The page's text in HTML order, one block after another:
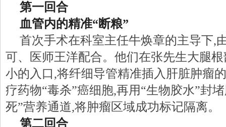
第一回合
血管内的精准“断粮”
首次手术在科室主任牛焕章的主导下,
可、医师王洋配合。他们在张先生大腿
小的入口,将纤细导管精准插入肝脏肿瘤
疗药物“毒杀”癌细胞,再用“生物胶水”封
死”营养通道,将肿瘤区域成功标记隔离。
第二回合